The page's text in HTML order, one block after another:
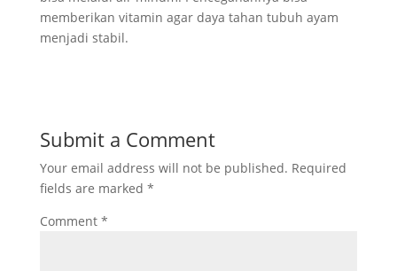
memberikan vitamin agar daya tahan tubuh ayam
menjadi stabil.
Submit a Comment
Your email address will not be published. Required
fields are marked *
Comment *